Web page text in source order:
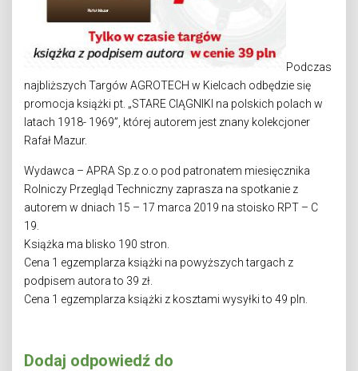
Podczas
najbliższych Targów AGROTECH w Kielcach odbędzie się
promocja książki pt. „STARE CIĄGNIKI na polskich polach w
latach 1918- 1969”, której autorem jest znany kolekcjoner
Rafał Mazur.
Wydawca – APRA Sp.z o.o pod patronatem miesięcznika
Rolniczy Przegląd Techniczny zaprasza na spotkanie z
autorem w dniach 15 – 17 marca 2019 na stoisko RPT – C
19.
Książka ma blisko 190 stron.
Cena 1 egzemplarza książki na powyższych targach z
podpisem autora to 39 zł.
Cena 1 egzemplarza książki z kosztami wysyłki to 49 pln.
Dodaj odpowiedź do